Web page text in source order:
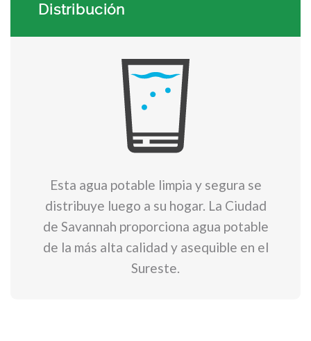
Distribución
Esta agua potable limpia y segura se
distribuye luego a su hogar. La Ciudad
de Savannah proporciona agua potable
de la más alta calidad y asequible en el
Sureste.